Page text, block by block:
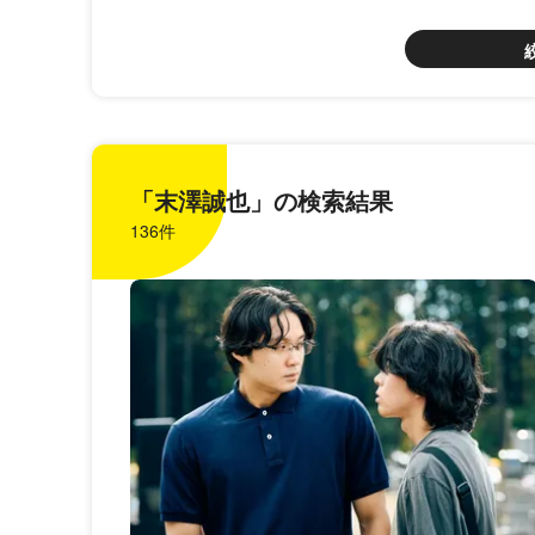
「末澤誠也」の検索結果
136件